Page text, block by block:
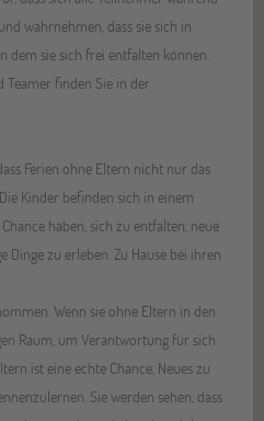
wahrnehmen, dass sie sich in
dem sie sich frei entfalten können.
finden Sie in der
Ferien ohne Eltern nicht nur das
Kinder befinden sich in einem
haben, sich zu entfalten, neue
zu erleben. Zu Hause bei ihren
Wenn sie ohne Eltern in den
Raum, um Verantwortung für sich
ist eine echte Chance, Neues zu
Sie werden sehen, dass